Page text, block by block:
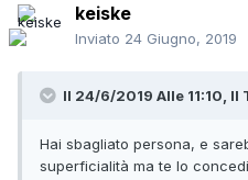
keiske
Inviato 24 Giugno, 2019
Il 24/6/2019 Alle 11:10, Il
Hai sbagliato persona, e
superficialità ma te lo